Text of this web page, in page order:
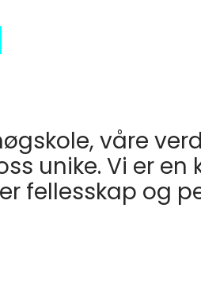
våre
unike. Vi er en
fellesskap og